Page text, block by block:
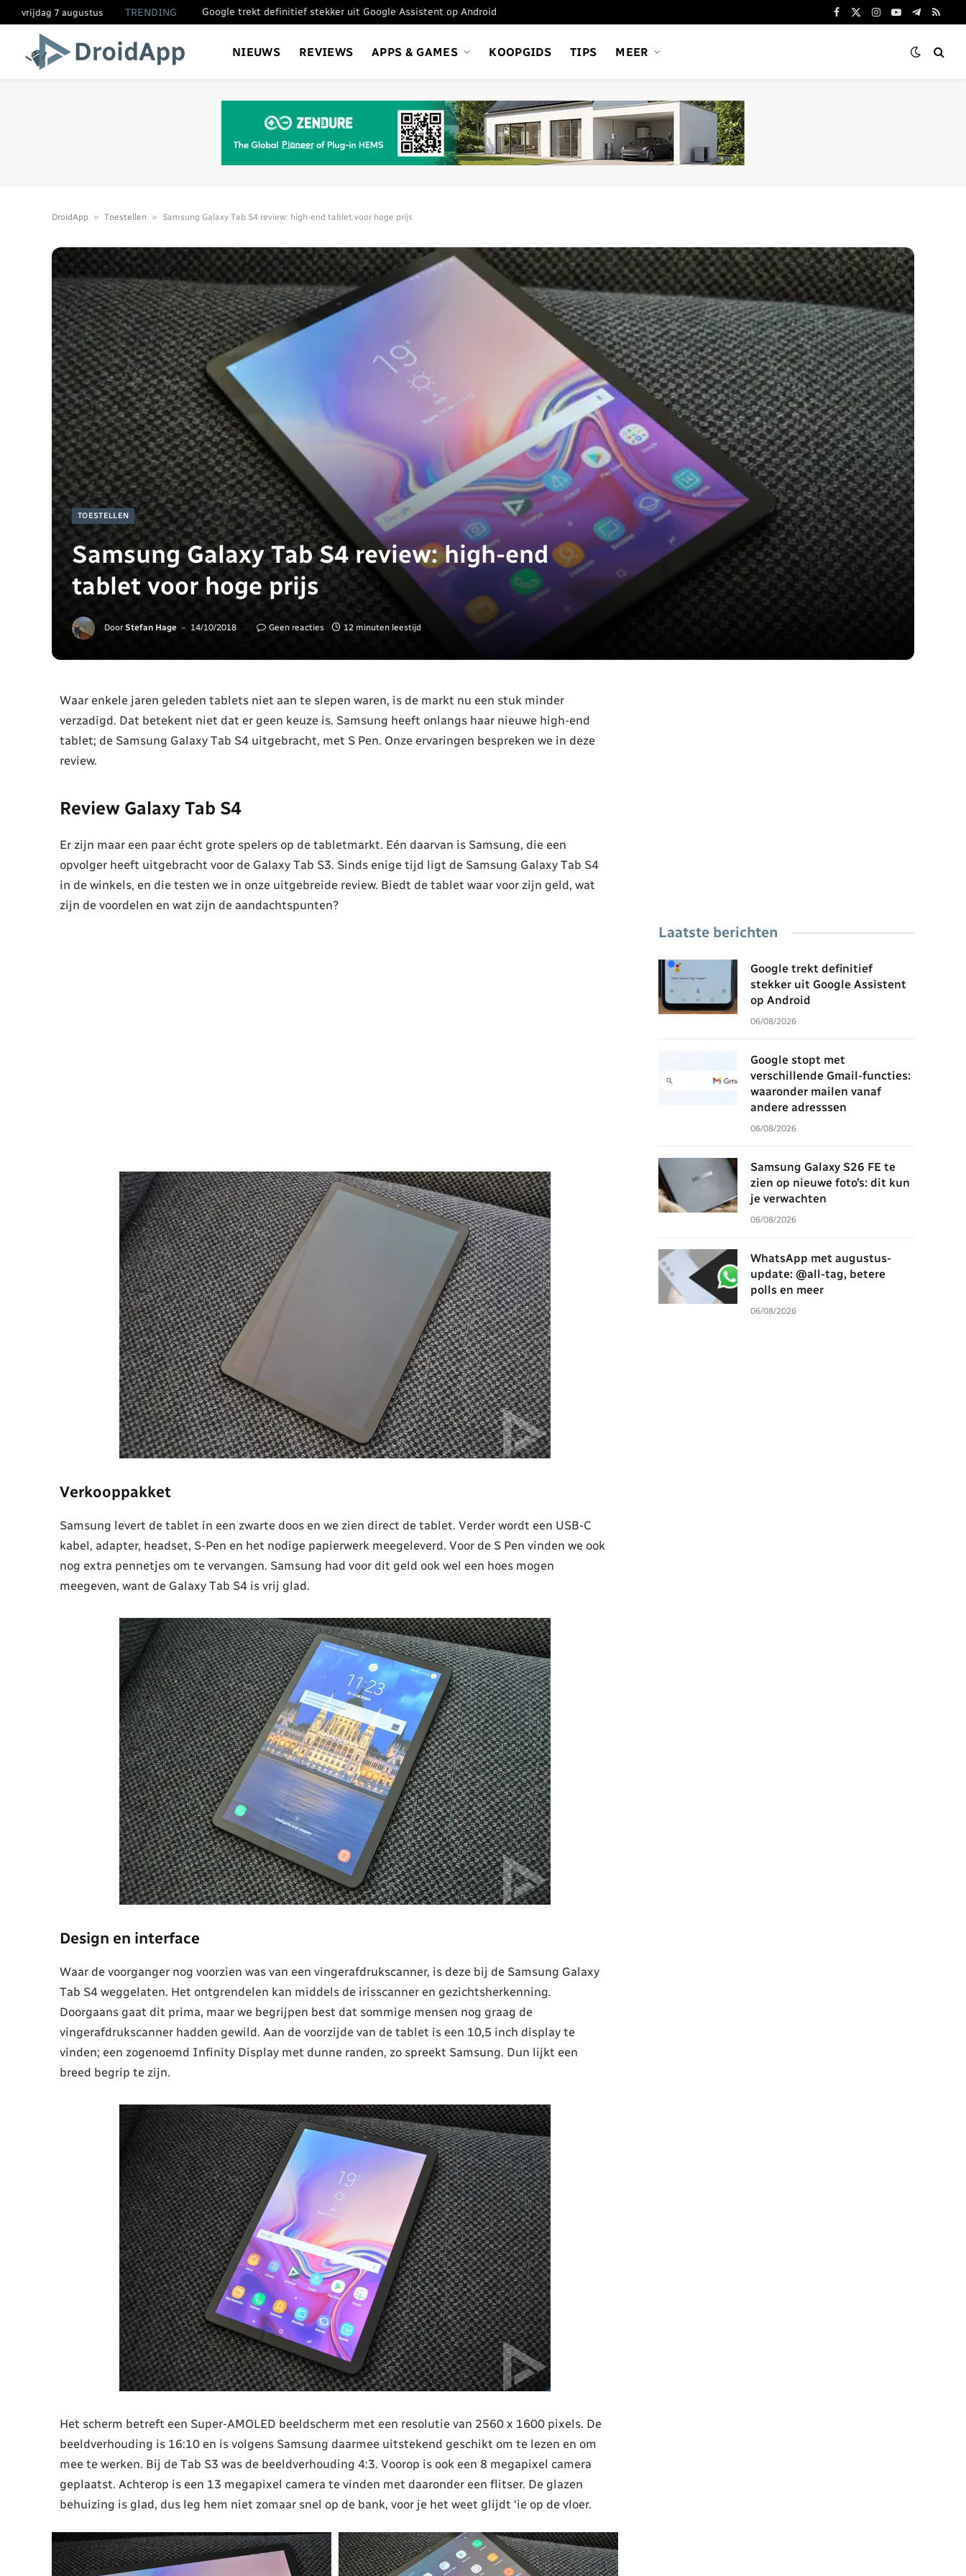
vrijdag 7 augustus TRENDING Google trekt definitief stekker uit Google Assistent op Android
Facebook
X
Instagram
YouTube
Telegram
RSS
NIEUWS REVIEWS APPS & GAMES KOOPGIDS TIPS MEER
DroidApp » Toestellen » Samsung Galaxy Tab S4 review: high-end tablet voor hoge prijs
TOESTELLEN
Samsung Galaxy Tab S4 review: high-end
tablet voor hoge prijs
Door Stefan Hage 14/10/2018 Geen reacties 12 minuten leestijd
Waar enkele jaren geleden tablets niet aan te slepen waren, is de markt nu een stuk minder
verzadigd. Dat betekent niet dat er geen keuze is. Samsung heeft onlangs haar nieuwe high-end
tablet; de Samsung Galaxy Tab S4 uitgebracht, met S Pen. Onze ervaringen bespreken we in deze
review.
Review Galaxy Tab S4
Er zijn maar een paar écht grote spelers op de tabletmarkt. Eén daarvan is Samsung, die een
opvolger heeft uitgebracht voor de Galaxy Tab S3. Sinds enige tijd ligt de Samsung Galaxy Tab S4
in de winkels, en die testen we in onze uitgebreide review. Biedt de tablet waar voor zijn geld, wat
zijn de voordelen en wat zijn de aandachtspunten?
Verkooppakket
Samsung levert de tablet in een zwarte doos en we zien direct de tablet. Verder wordt een USB-C
kabel, adapter, headset, S-Pen en het nodige papierwerk meegeleverd. Voor de S Pen vinden we ook
nog extra pennetjes om te vervangen. Samsung had voor dit geld ook wel een hoes mogen
meegeven, want de Galaxy Tab S4 is vrij glad.
Design en interface
Waar de voorganger nog voorzien was van een vingerafdrukscanner, is deze bij de Samsung Galaxy
Tab S4 weggelaten. Het ontgrendelen kan middels de irisscanner en gezichtsherkenning.
Doorgaans gaat dit prima, maar we begrijpen best dat sommige mensen nog graag de
vingerafdrukscanner hadden gewild. Aan de voorzijde van de tablet is een 10,5 inch display te
vinden; een zogenoemd Infinity Display met dunne randen, zo spreekt Samsung. Dun lijkt een
breed begrip te zijn.
Het scherm betreft een Super-AMOLED beeldscherm met een resolutie van 2560 x 1600 pixels. De
beeldverhouding is 16:10 en is volgens Samsung daarmee uitstekend geschikt om te lezen en om
mee te werken. Bij de Tab S3 was de beeldverhouding 4:3. Voorop is ook een 8 megapixel camera
geplaatst. Achterop is een 13 megapixel camera te vinden met daaronder een flitser. De glazen
behuizing is glad, dus leg hem niet zomaar snel op de bank, voor je het weet glijdt ‘ie op de vloer.
Laatste berichten
Google trekt definitief
stekker uit Google Assistent
op Android
06/08/2026
Google stopt met
verschillende Gmail-functies:
waaronder mailen vanaf
andere adresssen
06/08/2026
Samsung Galaxy S26 FE te
zien op nieuwe foto’s: dit kun
je verwachten
06/08/2026
WhatsApp met augustus-
update: @all-tag, betere
polls en meer
06/08/2026